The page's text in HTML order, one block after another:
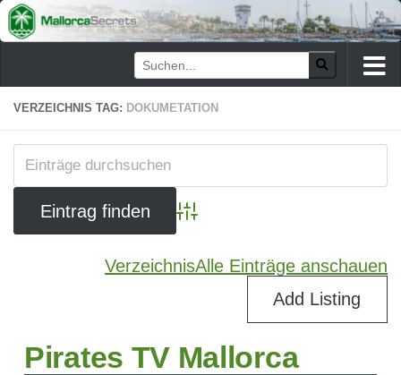
Zum Inhalt springen
VERZEICHNIS TAG: DOKUMETATION
Advanced Search
VerzeichnisAlle Einträge anschauen
Add Listing
Pirates TV Mallorca